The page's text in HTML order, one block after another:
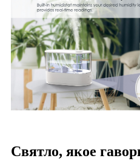
Святло, якое